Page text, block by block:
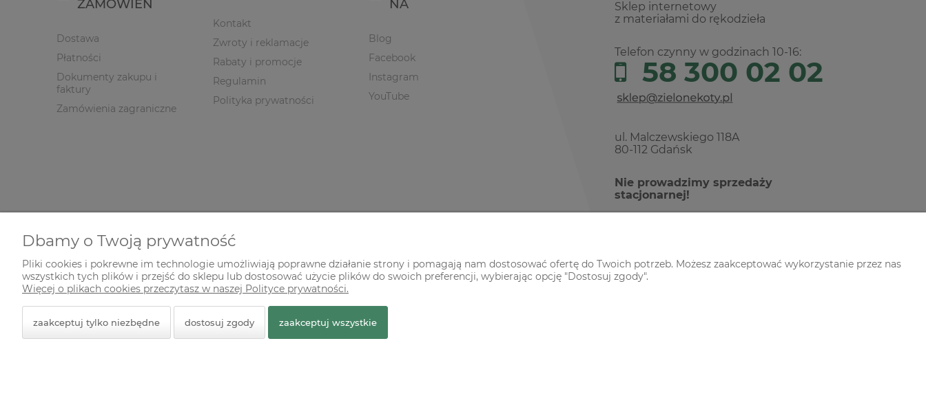
Sklep internetowy
z materiałami do rękodzieła
Telefon czynny w godzinach 10-16:
58 300 02 02
ul. Malczewskiego 118A
80-112 Gdańsk
Nie prowadzimy sprzedaży
stacjonarnej!
ZAMÓWIEŃ
Dostawa
Płatności
Dokumenty zakupu i
faktury
Zamówienia zagraniczne
Kontakt
Zwroty i reklamacje
Rabaty i promocje
Regulamin
Polityka prywatności
NA
Blog
Facebook
Instagram
YouTube
© 2026 zielonekoty.pl. Wszelkie prawa zastrzeżone.
Dbamy o Twoją prywatność
Pliki cookies i pokrewne im technologie umożliwiają poprawne działanie strony i pomagają nam dostosować ofertę do Twoich potrzeb. Możesz zaakceptować wykorzystanie przez nas
wszystkich tych plików i przejść do sklepu lub dostosować użycie plików do swoich preferencji, wybierając opcję "Dostosuj zgody".
Więcej o plikach cookies przeczytasz w naszej Polityce prywatności.
zaakceptuj tylko niezbędne dostosuj zgody zaakceptuj wszystkie